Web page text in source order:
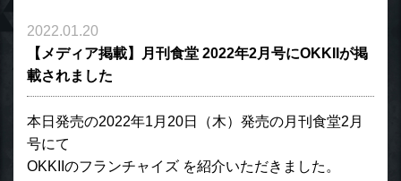
2022.01.20
【メディア掲載】月刊食堂 2022年2月号にOKKIIが掲
載されました
本日発売の2022年1月20日（木）発売の月刊食堂2月
号にて
OKKIIのフランチャイズ を紹介いただきました。